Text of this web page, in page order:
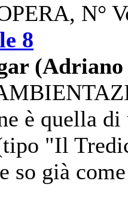
N°
8
è quella
"Il
so già